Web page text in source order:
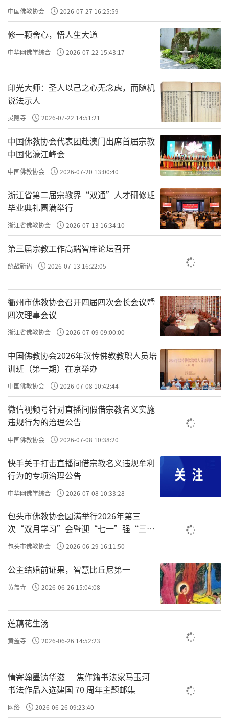
内蒙古佛教协会第九次代表会议在呼市召开，洞阔尔活
佛当选新一届理事会会长
内蒙古佛教协会第九次代表会议在呼市召开，洞阔尔活
佛当选新一届理事会会长
自治区党委统战部副部长、宗教事务局局长刘
长春对会议的召开表示热烈祝贺，对近年来自
治区佛协所做的工作给予充分肯定。他强调，
在实现中华民族伟大复兴的关键时期，宗教工
作面临新形势和新任务，宗教团体的桥梁纽带
作用愈发重要。此次自治区佛教协会换届工作
意义重大，要严格按照法律法规的规定，民主
选出政治强、业务精、群众基础好的优秀人才
进入理事会和监事会领导班子，确保佛教健康
传承，维护民族团结和宗教和顺。未来佛教协
会的工作要继续坚持正确政治方向，深化宗教
中国化实践，提升教职人员素质，发挥好桥梁
纽带作用，端正教风，维护宗教形象。自治区
党委统战部将继续为自治区佛教协会的工作提
供必要支持，预祝换届会议圆满成功，相信新
一届班子能够团结带领全区佛教界人士，为内
蒙古现代化建设和社会稳定做出更大贡献。
中国佛教协会 2026-07-27 16:25:59
修一颗舍心，悟人生大道
中华网佛学综合 2026-07-22 15:43:17
印光大师：圣人以己之心无念虑，而随机
说法示人
灵隐寺 2026-07-22 14:51:21
中国佛教协会代表团赴澳门出席首届宗教
中国化濠江峰会
中国佛教协会 2026-07-20 13:00:40
浙江省第二届宗教界“双通”人才研修班
毕业典礼圆满举行
浙江省佛教协会 2026-07-13 16:34:10
第三届宗教工作高端智库论坛召开
统战新语 2026-07-13 16:22:05
衢州市佛教协会召开四届四次会长会议暨
四次理事会议
浙江省佛教协会 2026-07-09 09:00:00
中国佛教协会2026年汉传佛教教职人员培
训班（第一期）在京举办
中国佛教协会 2026-07-08 10:42:44
微信视频号针对直播间假借宗教名义实施
违规行为的治理公告
中国佛教协会 2026-07-08 10:38:20
快手关于打击直播间借宗教名义违规牟利
行为的专项治理公告
中华网佛学综合 2026-07-08 10:33:28
包头市佛教协会圆满举行2026年第三
次“双月学习”会暨迎“七一”强“三
爱”主题书画笔会
包头市佛教协会 2026-06-29 16:11:50
公主结婚前证果，智慧比丘尼第一
黄盖寺 2026-06-26 15:04:08
莲藕花生汤
黄盖寺 2026-06-26 14:52:23
情寄翰墨铸华滋 — 焦作籍书法家马玉河
书法作品入选建国 70 周年主题邮集
网络 2026-06-26 09:23:40